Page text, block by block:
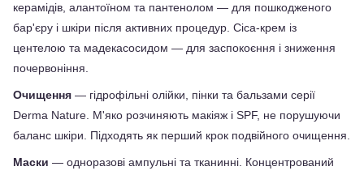
керамідів, алантоїном та пантенолом — для пошкодженого
бар'єру і шкіри після активних процедур. Cica-крем із
центелою та мадекасосидом — для заспокоєння і зниження
почервоніння.
Очищення — гідрофільні олійки, пінки та бальзами серії
Derma Nature. М'яко розчиняють макіяж і SPF, не порушуючи
баланс шкіри. Підходять як перший крок подвійного очищення.
Маски — одноразові ампульні та тканинні. Концентрований